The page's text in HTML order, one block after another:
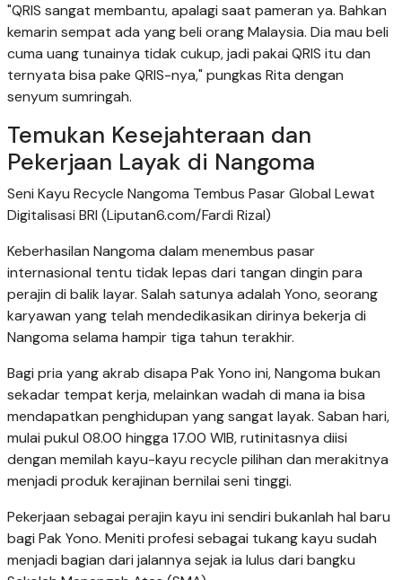
"QRIS sangat membantu, apalagi saat pameran ya. Bahkan
kemarin sempat ada yang beli orang Malaysia. Dia mau beli
cuma uang tunainya tidak cukup, jadi pakai QRIS itu dan
ternyata bisa pake QRIS-nya," pungkas Rita dengan
senyum sumringah.
Temukan Kesejahteraan dan
Pekerjaan Layak di Nangoma
Seni Kayu Recycle Nangoma Tembus Pasar Global Lewat
Digitalisasi BRI (Liputan6.com/Fardi Rizal)
Keberhasilan Nangoma dalam menembus pasar
internasional tentu tidak lepas dari tangan dingin para
perajin di balik layar. Salah satunya adalah Yono, seorang
karyawan yang telah mendedikasikan dirinya bekerja di
Nangoma selama hampir tiga tahun terakhir.
Bagi pria yang akrab disapa Pak Yono ini, Nangoma bukan
sekadar tempat kerja, melainkan wadah di mana ia bisa
mendapatkan penghidupan yang sangat layak. Saban hari,
mulai pukul 08.00 hingga 17.00 WIB, rutinitasnya diisi
dengan memilah kayu-kayu recycle pilihan dan merakitnya
menjadi produk kerajinan bernilai seni tinggi.
Pekerjaan sebagai perajin kayu ini sendiri bukanlah hal baru
bagi Pak Yono. Meniti profesi sebagai tukang kayu sudah
menjadi bagian dari jalannya sejak ia lulus dari bangku